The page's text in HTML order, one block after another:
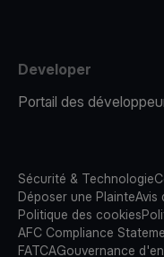
Developer
Portail des
Sécurité & Technologie
Déposer une PlainteAvis
Politique des cookies
AFC Compliance
FATCAGouvernance